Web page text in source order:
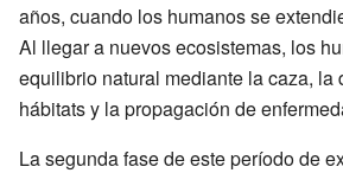
años, cuando los humanos se
Al llegar a nuevos ecosistemas, los
equilibrio natural mediante la caza, la
hábitats y la propagación de
La segunda fase de este período de